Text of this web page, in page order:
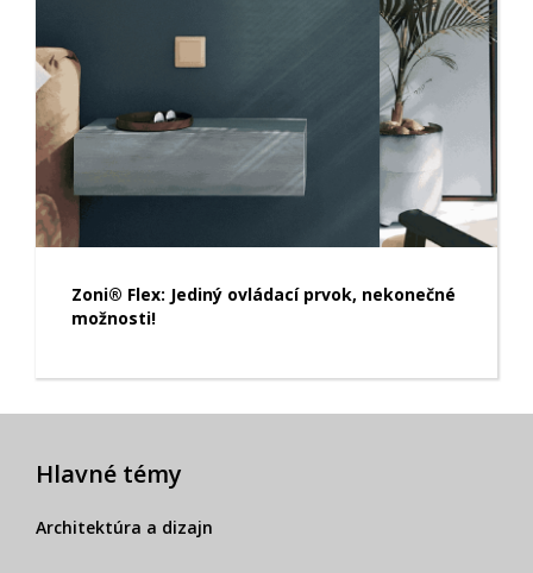
Zoni® Flex: Jediný ovládací prvok, nekonečné
možnosti!
Hlavné témy
Architektúra a dizajn